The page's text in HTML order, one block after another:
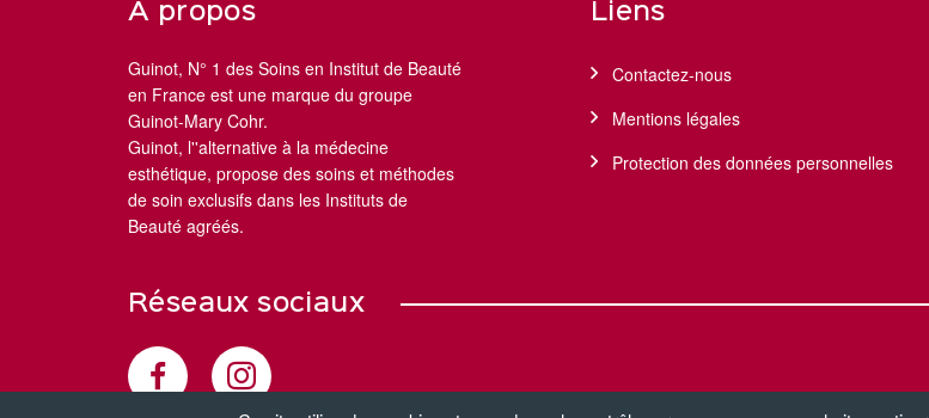
À propos
Guinot, N° 1 des Soins en Institut de Beauté
en France est une marque du groupe
Guinot-Mary Cohr.
Guinot, l''alternative à la médecine
esthétique, propose des soins et méthodes
de soin exclusifs dans les Instituts de
Beauté agréés.
Liens
Contactez-nous
Mentions légales
Protection des données personnelles
Réseaux sociaux